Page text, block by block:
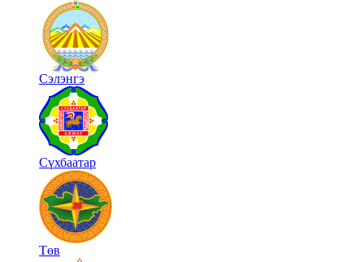
Сэлэнгэ
Сүхбаатар
Төв